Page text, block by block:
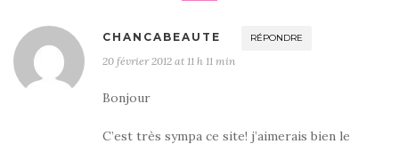
CHANCABEAUTE RÉPONDRE
20 février 2012 at 11 h 11 min
Bonjour
C’est très sympa ce site! j’aimerais bien le